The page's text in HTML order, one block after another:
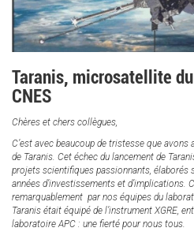
Taranis, microsatellite du
CNES
Chères et chers collègues,
C’est avec beaucoup de tristesse que avons
de Taranis. Cet échec du lancement de
projets scientifiques passionnants, élaborés
années d’investissements et
remarquablement par nos équipes du
Taranis était équipé de l’instrument XGRE,
laboratoire APC : une fierté pour nous tous.